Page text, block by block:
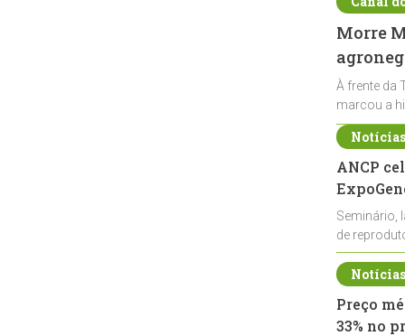
Morre
À frente da
marcou a
ANCP
Seminário,
de
durante a
Preço
33% no